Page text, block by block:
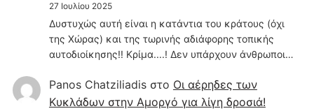
27 Ιουλίου 2025
Δυστυχώς αυτή είναι η κατάντια του κράτους (όχι
της Χώρας) και της τωρινής αδιάφορης τοπικής
αυτοδιοίκησης!! Κρίμα....! Δεν υπάρχουν άνθρωποι…
Panos Chatziliadisστο Οι αέρηδες των
Κυκλάδων στην Αμοργό για λίγη δροσιά!